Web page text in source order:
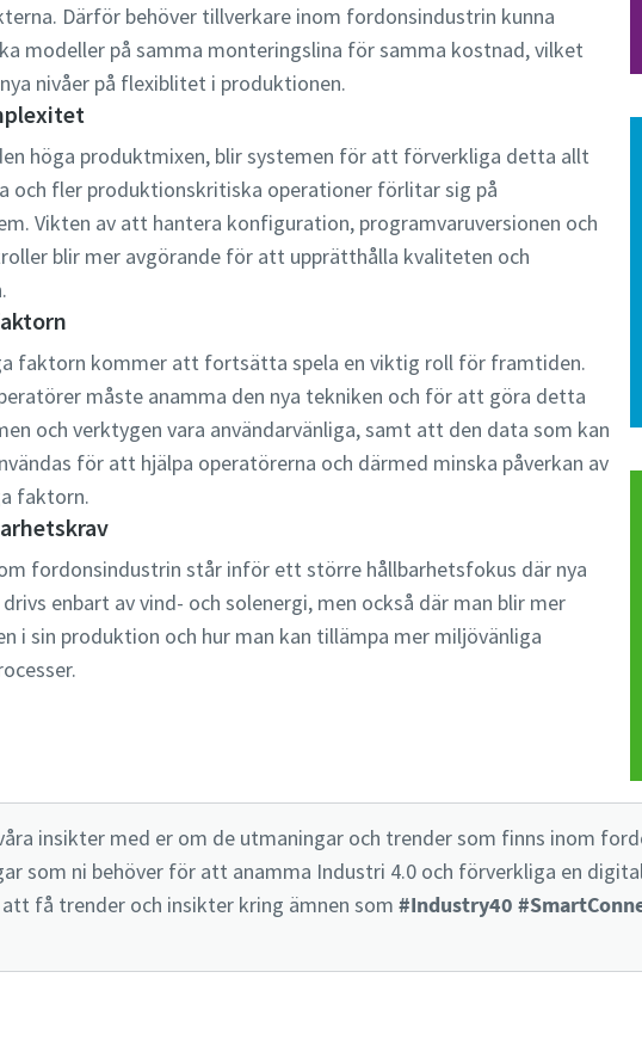
Därför behöver tillverkare inom fordonsindustrin kunna
modeller på samma monteringslina för samma kostnad, vilket
nivåer på flexiblitet i produktionen.
höga produktmixen, blir systemen för att förverkliga detta allt
och fler produktionskritiska operationer förlitar sig på
Vikten av att hantera konfiguration, programvaruversionen och
blir mer avgörande för att upprätthålla kvaliteten och
faktorn kommer att fortsätta spela en viktig roll för framtiden.
måste anamma den nya tekniken och för att göra detta
och verktygen vara användarvänliga, samt att den data som kan
för att hjälpa operatörerna och därmed minska påverkan av
faktorn.
fordonsindustrin står inför ett större hållbarhetsfokus där nya
enbart av vind- och solenergi, men också där man blir mer
i sin produktion och hur man kan tillämpa mer miljövänliga
insikter med er om de utmaningar och trender som finns inom
som ni behöver för att anamma Industri 4.0 och förverkliga en
få trender och insikter kring ämnen som #Industry40